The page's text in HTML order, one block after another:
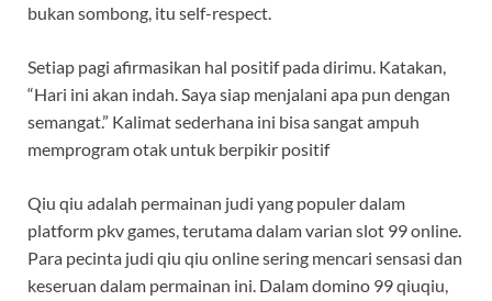
bukan sombong, itu self-respect.
Setiap pagi afirmasikan hal positif pada dirimu. Katakan,
“Hari ini akan indah. Saya siap menjalani apa pun dengan
semangat.” Kalimat sederhana ini bisa sangat ampuh
memprogram otak untuk berpikir positif
Qiu qiu adalah permainan judi yang populer dalam
platform pkv games, terutama dalam varian slot 99 online.
Para pecinta judi qiu qiu online sering mencari sensasi dan
keseruan dalam permainan ini. Dalam domino 99 qiuqiu,